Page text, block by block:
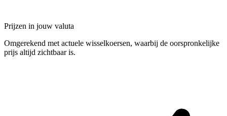
Prijzen in jouw valuta
Omgerekend met actuele wisselkoersen, waarbij de oorspronkelijke
prijs altijd zichtbaar is.